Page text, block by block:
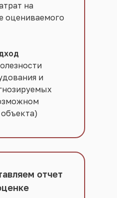
на
оцениваемого
и
отчет